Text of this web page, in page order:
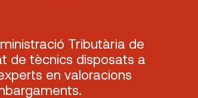
Tributària de
de tècnics disposats a
en valoracions